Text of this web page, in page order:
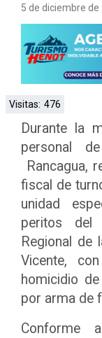
5 de diciembre de
Visitas: 476
Durante la
personal
Rancagua,
fiscal de
unidad
peritos del
Regional de
Vicente,
homicidio
por arma de
Conforme